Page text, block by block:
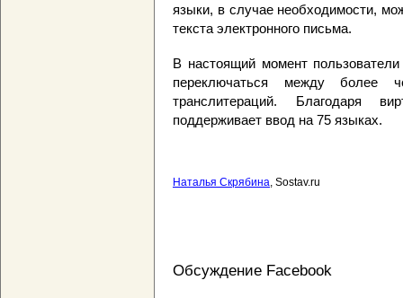
языки, в случае необходимости,
текста электронного письма.
В настоящий момент
переключаться между более
транслитераций. Благодаря
поддерживает ввод на 75 языках.
Наталья Скрябина, Sostav.ru
Обсуждение Facebook